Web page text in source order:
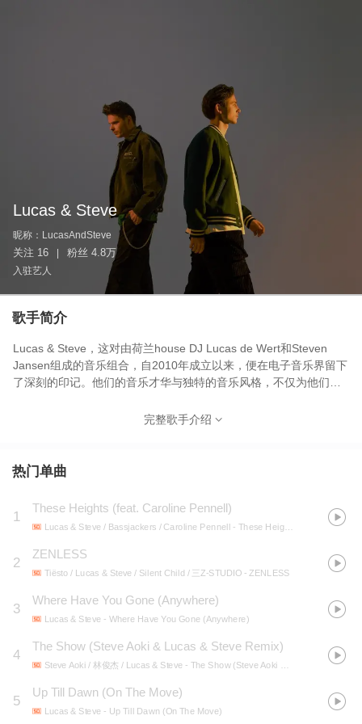
Lucas & Steve
昵称： LucasAndSteve
关注 16 粉丝 4.8万
入驻艺人
歌手简介
Lucas & Steve，这对由荷兰house DJ Lucas de Wert和Steven
Jansen组成的音乐组合，自2010年成立以来，便在电子音乐界留下
了深刻的印记。他们的音乐才华与独特的音乐风格，不仅为他们赢
合作关系。 作为DJ界的佼佼者，Lucas & Steve的音乐风格以
验。他们的音乐不仅旋律优美，节奏感强烈，更充满了创新和独特
超凡的音乐才华。他们共同发行的《Summer On You》和《Feel
Alive》成为了众多粉丝心中的宝藏歌曲。这两首歌不仅旋律动听，
更通过歌词传递出夏日阳光和活力四溢的感觉，让人仿佛置身于一
个充满阳光和热情的世界。 而与Jake Reese的合作，更是让Lucas
& Steve的音乐才华得到了更广泛的认可。《Calling On You》这首
他们在全球范围内获得了更多的关注。这首歌的成功，不仅在于其
独特的音乐风格，更在于其深刻的歌词内涵，让人在享受音乐的同
Lucas & Steve也在全球范围内举办了多场精彩纷呈的演出。他们的
现场表演不仅充满了激情与活力，更通过精湛的音乐技巧和独特的
舞台表现力，为观众带来了一场场震撼人心的视听盛宴。无论是在
大型音乐节上，还是在私人派对中，Lucas & Steve都能用他们的音
完整歌手介绍
热门单曲
1
These Heights (feat. Caroline Pennell)
Lucas & Steve / Bassjackers / Caroline Pennell - These Heights (feat. Caroline Pennell)
2
ZENLESS
Tiësto / Lucas & Steve / Silent Child / 三Z-STUDIO - ZENLESS
3
Where Have You Gone (Anywhere)
Lucas & Steve - Where Have You Gone (Anywhere)
4
The Show (Steve Aoki & Lucas & Steve Remix)
Steve Aoki / 林俊杰 / Lucas & Steve - The Show (Steve Aoki & Lucas & Steve Remix)
5
Up Till Dawn (On The Move)
Lucas & Steve - Up Till Dawn (On The Move)